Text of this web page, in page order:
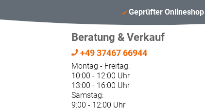
Geprüfter Onlineshop
Beratung & Verkauf
+49 37467 66944
Montag - Freitag:
10:00 - 12:00 Uhr
13:00 - 16:00 Uhr
Samstag:
9:00 - 12:00 Uhr